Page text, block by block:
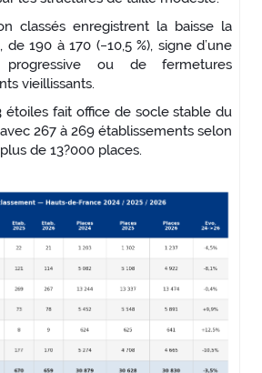
classés enregistrent la baisse la
190 à 170 (−10,5 %), signe d’une
progressive ou de fermetures
vieillissants.
étoiles fait office de socle stable du
267 à 269 établissements selon
de 13?000 places.